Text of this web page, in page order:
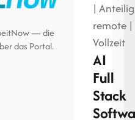
— die
das Portal.
| Anteilig
remote |
Vollzeit
AI
Full
Stack